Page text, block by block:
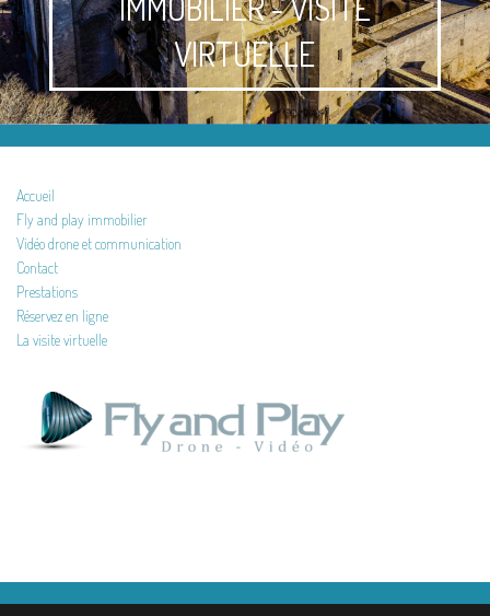
VIRTUELLE
Accueil
Fly and play immobilier
Vidéo drone et communication
Contact
Prestations
Réservez en ligne
La visite virtuelle